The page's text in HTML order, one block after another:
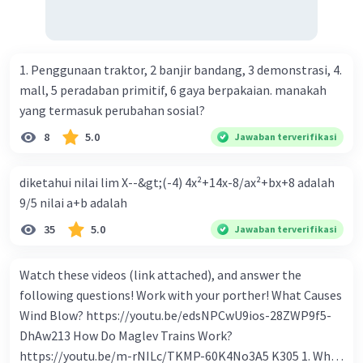
kontraktif dilakukan dengan cara .... a. Menurunkan
pengeluaran pemerintah (G), menambah pembayaran
transfer (Tr) dan meningkatkan pemungutan pajak (Tx) b.
Menurunkan G, mengurangi Tr, dan meningkatkan Tx c.
Menurunkan G, menambah Tr, dan menurunkan Tx d.
Meningkatkan G, menambah Tr, dan menurunkan Tx Cara
yang dilakukan kebijakan tingkat diskonto oleh Bank
Sentral dalam melakukan kebijakan moneter adalah .... a.
Mengatur jumlah pemberian kredit b. Menetapkan harga
wajib minimum (reserved requirement ratio) d. Mengatur
tingkat bunga tabungan e. Mengatur tingkat bunga
pinjaman bank sentral kepada bank umum Perhatikan
beberapa pernyataan berikut. 1). Menaikkan tarif pajak. 2).
1. Penggunaan traktor, 2 banjir bandang, 3 demonstrasi, 4.
mall, 5 peradaban primitif, 6 gaya berpakaian. manakah
yang termasuk perubahan sosial?
8 5.0 Jawaban terverifikasi
diketahui nilai lim X--&gt;(-4) 4x²+14x-8/ax²+bx+8 adalah
9/5 nilai a+b adalah
35 5.0 Jawaban terverifikasi
Watch these videos (link attached), and answer the
following questions! Work with your porther! What Causes
Wind Blow? https://youtu.be/edsNPCwU9ios-28ZWP9f5-
DhAw213 How Do Maglev Trains Work?
https://youtu.be/m-rNILc/TKMP-60K4No3A5 K305 1. What